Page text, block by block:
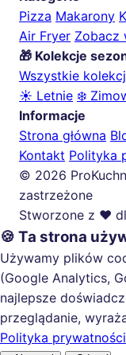
Pizza Makarony
Air Fryer Zobacz
🎁 Kolekcje
Wszystkie
☀️ Letnie ❄️
Informacje
Strona główna
Kontakt Polityka
© 2026
zastrzeżone
Stworzone z ❤️
🍪 Ta strona
Używamy plików
(Google Analytics,
najlepsze
przeglądanie,
Polityka prywatności